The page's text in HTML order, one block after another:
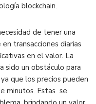
blockchain.
de tener una
transacciones diarias
en el valor. La
sido un obstáculo para
que los precios pueden
minutos. Estas se